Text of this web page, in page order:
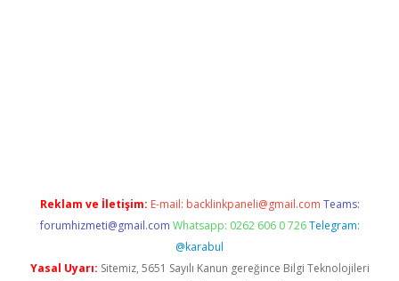
Reklam ve İletişim: E-mail: backlinkpaneli@gmail.com Teams:
forumhizmeti@gmail.com Whatsapp: 0262 606 0 726 Telegram:
@karabul
Yasal Uyarı: Sitemiz, 5651 Sayılı Kanun gereğince Bilgi Teknolojileri